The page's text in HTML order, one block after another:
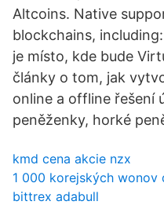
Altcoins. Native
blockchains,
je místo, kde bude
články o tom, jak
online a offline řešení
peněženky, horké
kmd cena akcie nzx
1 000 korejských wonov
bittrex adabull